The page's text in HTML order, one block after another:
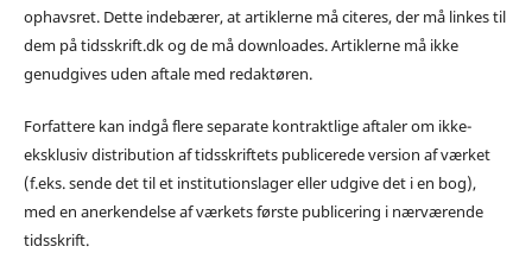
ophavsret. Dette indebærer, at artiklerne må citeres, der må linkes til
dem på tidsskrift.dk og de må downloades. Artiklerne må ikke
genudgives uden aftale med redaktøren.
Forfattere kan indgå flere separate kontraktlige aftaler om ikke-
eksklusiv distribution af tidsskriftets publicerede version af værket
(f.eks. sende det til et institutionslager eller udgive det i en bog),
med en anerkendelse af værkets første publicering i nærværende
tidsskrift.